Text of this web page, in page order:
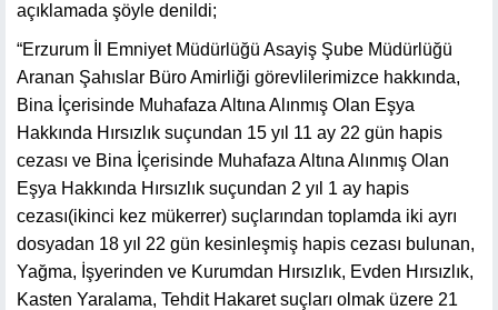
açıklamada şöyle denildi;
“Erzurum İl Emniyet Müdürlüğü Asayiş Şube Müdürlüğü
Aranan Şahıslar Büro Amirliği görevlilerimizce hakkında,
Bina İçerisinde Muhafaza Altına Alınmış Olan Eşya
Hakkında Hırsızlık suçundan 15 yıl 11 ay 22 gün hapis
cezası ve Bina İçerisinde Muhafaza Altına Alınmış Olan
Eşya Hakkında Hırsızlık suçundan 2 yıl 1 ay hapis
cezası(ikinci kez mükerrer) suçlarından toplamda iki ayrı
dosyadan 18 yıl 22 gün kesinleşmiş hapis cezası bulunan,
Yağma, İşyerinden ve Kurumdan Hırsızlık, Evden Hırsızlık,
Kasten Yaralama, Tehdit Hakaret suçları olmak üzere 21